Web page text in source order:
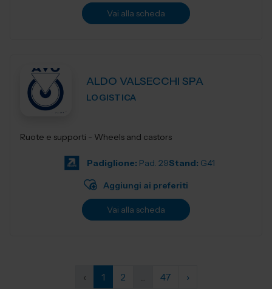
Vai alla scheda
ALDO VALSECCHI SPA
LOGISTICA
Ruote e supporti - Wheels and castors
Padiglione: Pad. 29Stand: G41
Aggiungi ai preferiti
Vai alla scheda
‹ 1 2 ... 47 ›